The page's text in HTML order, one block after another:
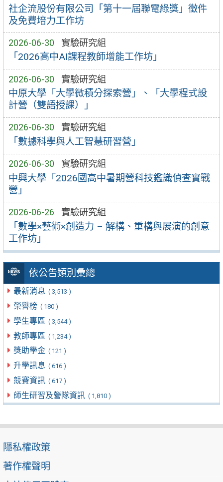
社企流股份有限公司「第十一屆聯電綠獎」徵件
及免費培力工作坊
2026-06-30 實驗研究組
「2026高中AI課程教師增能工作坊」
2026-06-30 實驗研究組
中原大學「大學微積分探索營」、「大學程式設
計營（雙語授課）」
2026-06-30 實驗研究組
「數據科學與人工智慧研習營」
2026-06-30 實驗研究組
中興大學「2026國高中暑期營科技鑑識偵查實戰
營」
2026-06-26 實驗研究組
「數學×藝術×創造力 – 解構、重構與展演的創意
工作坊」
依公告類別彙總
最新消息 ( 3,513 )
榮譽榜 ( 180 )
學生專區 ( 3,544 )
教師專區 ( 1,234 )
獎助學金 ( 121 )
升學訊息 ( 616 )
競賽資訊 ( 617 )
師生研習及營隊資訊 ( 1,810 )
隱私權政策
著作權聲明